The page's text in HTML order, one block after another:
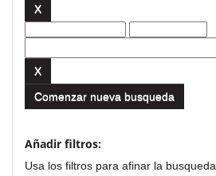
Comenzar nueva busqueda
Añadir filtros:
Usa los filtros para afinar la busqueda.